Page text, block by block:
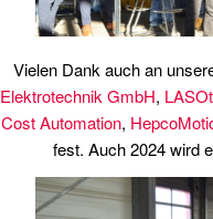
Vielen Dank auch an
Elektrotechnik GmbH,
Cost Automation,
fest. Auch 2024 wird